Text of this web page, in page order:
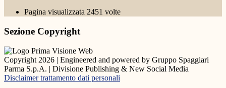
Pagina visualizzata 2451 volte
Sezione Copyright
Copyright 2026 | Engineered and powered by Gruppo Spaggiari
Parma S.p.A. | Divisione Publishing & New Social Media
Disclaimer trattamento dati personali